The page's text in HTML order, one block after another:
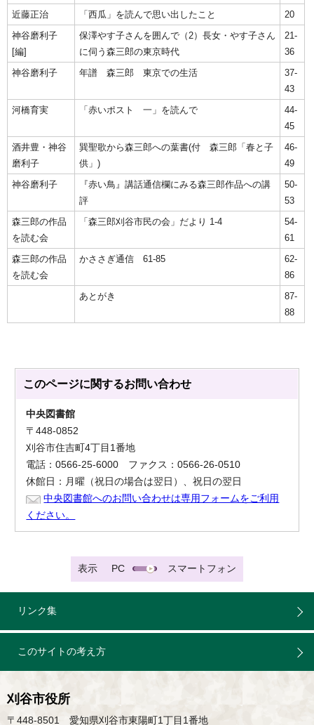
近藤正治
「西瓜」を読んで思い出したこと
20
神谷磨利子
[編]
保澤やす子さんを囲んで（2）長女・やす子さん
に伺う森三郎の東京時代
21-
36
神谷磨利子
年譜 森三郎 東京での生活
37-
43
河橋育実
「赤いポスト 一」を読んで
44-
45
酒井豊・神谷
磨利子
巽聖歌から森三郎への葉書(付 森三郎「春と子
供」)
46-
49
神谷磨利子
『赤い鳥』講話通信欄にみる森三郎作品への講
評
50-
53
森三郎の作品
を読む会
「森三郎刈谷市民の会」だより 1-4
54-
61
森三郎の作品
を読む会
かささぎ通信 61-85
62-
86
あとがき
87-
88
このページに関するお問い合わせ
中央図書館
〒448-0852
刈谷市住吉町4丁目1番地
電話：0566-25-6000 ファクス：0566-26-0510
休館日：月曜（祝日の場合は翌日）、祝日の翌日
中央図書館へのお問い合わせは専用フォームをご利用
ください。
表示 PC スマートフォン
リンク集
このサイトの考え方
刈谷市役所
〒448-8501 愛知県刈谷市東陽町1丁目1番地